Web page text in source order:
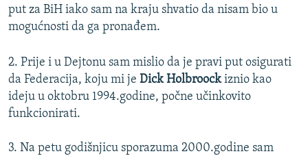
put za BiH iako sam na kraju shvatio da nisam bio u
mogućnosti da ga pronađem.
2. Prije i u Dejtonu sam mislio da je pravi put osigurati
da Federacija, koju mi je Dick Holbroockiznio kao
ideju u oktobru 1994.godine, počne učinkovito
funkcionirati.
3. Na petu godišnjicu sporazuma 2000.godine sam